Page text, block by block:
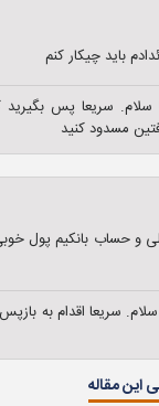
باید چیکار کنم
سلام. سریعا پس
مسدود کنید
و حساب بانکیم پول
سلام. سریعا اقدام به
این مقاله